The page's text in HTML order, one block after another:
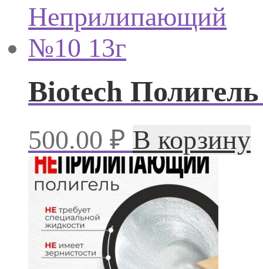
Biotech
500.00 ₽ В корзину